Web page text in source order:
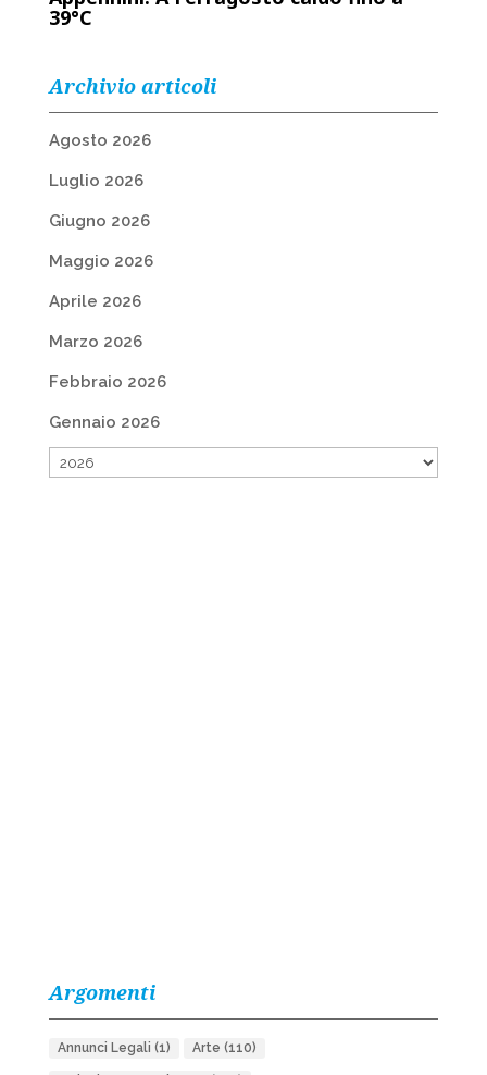
39°C
Archivio articoli
Agosto 2026
Luglio 2026
Giugno 2026
Maggio 2026
Aprile 2026
Marzo 2026
Febbraio 2026
Gennaio 2026
Argomenti
Annunci Legali (1) Arte (110)